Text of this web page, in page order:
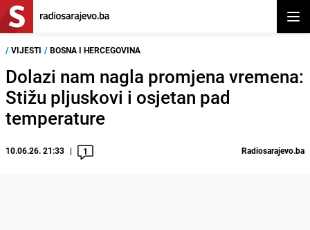
/ VIJESTI / BOSNA I HERCEGOVINA
Dolazi nam nagla promjena vremena:
Stižu pljuskovi i osjetan pad
temperature
10.06.26. 21:33 1 Radiosarajevo.ba